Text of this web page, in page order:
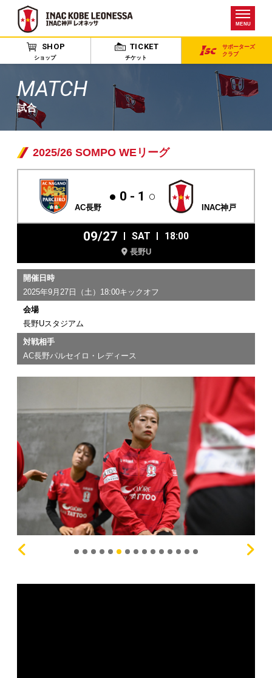
MENU
SHOP
ショップ
TICKET
チケット
サポーターズ
クラブ
MATCH
試合
2025/26 SOMPO WEリーグ
AC長野
● 0 - 1 ○
INAC神戸
09/27 SAT 18:00
長野U
開催日時
2025年9月27日（土）18:00キックオフ
会場
長野Uスタジアム
対戦相手
AC長野パルセイロ・レディース